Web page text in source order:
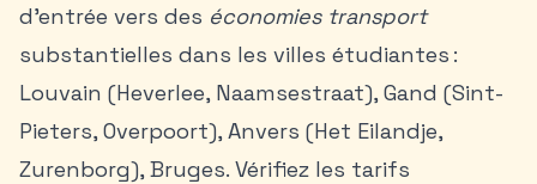
d’entrée vers des économies transport
substantielles dans les villes étudiantes :
Louvain (Heverlee, Naamsestraat), Gand (Sint-
Pieters, Overpoort), Anvers (Het Eilandje,
Zurenborg), Bruges. Vérifiez les tarifs